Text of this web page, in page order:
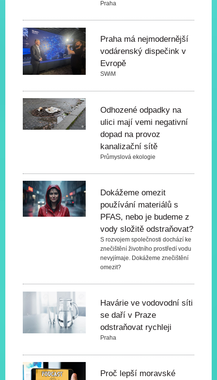
Praha
Praha má nejmodernější
vodárenský dispečink v
Evropě
SWiM
Odhozené odpadky na
ulici mají vemi negativní
dopad na provoz
kanalizační sítě
Průmyslová ekologie
Dokážeme omezit
používání materiálů s
PFAS, nebo je budeme z
vody složitě odstraňovat?
S rozvojem společnosti dochází ke
znečištění životního prostředí vodu
nevyjímaje. Dokážeme znečištění
omezit?
Havárie ve vodovodní síti
se daří v Praze
odstraňovat rychleji
Praha
Proč lepší moravské